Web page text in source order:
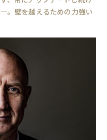
。壁を越えるための力強い